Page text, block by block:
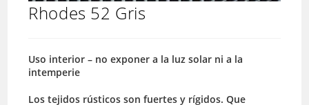
Rhodes 52 Gris
Uso interior – no exponer a la luz solar ni a la
intemperie
Los tejidos rústicos son fuertes y rígidos. Que